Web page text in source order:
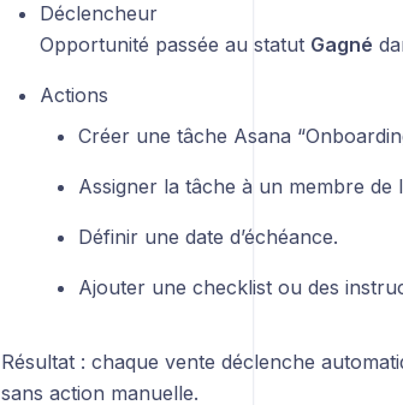
Déclencheur
Opportunité passée au statut Gagné
Actions
Créer une tâche Asana
Assigner la tâche à un membre de
Définir une date d’échéance.
Ajouter une checklist ou des
Résultat : chaque vente déclenche
sans action manuelle.